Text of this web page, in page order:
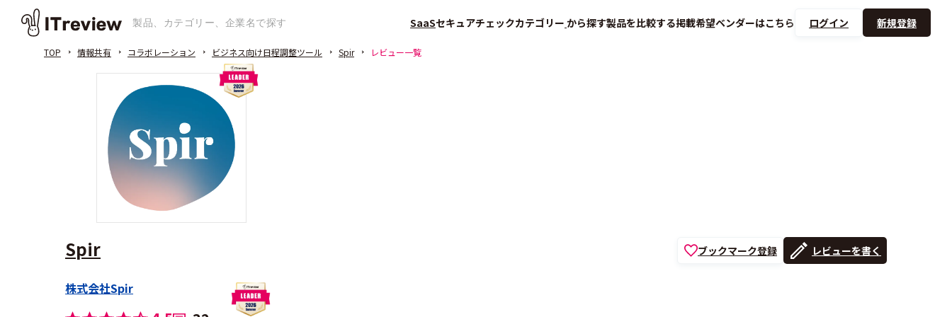
SaaSセキュアチェックカテゴリー から探す製品を比較する掲載希望ベンダーはこちら ログイン 新規登録
TOP 情報共有 コラボレーション ビジネス向け日程調整ツール Spir レビュー一覧
Spir
株式会社Spir
ブックマーク登録 レビューを書く